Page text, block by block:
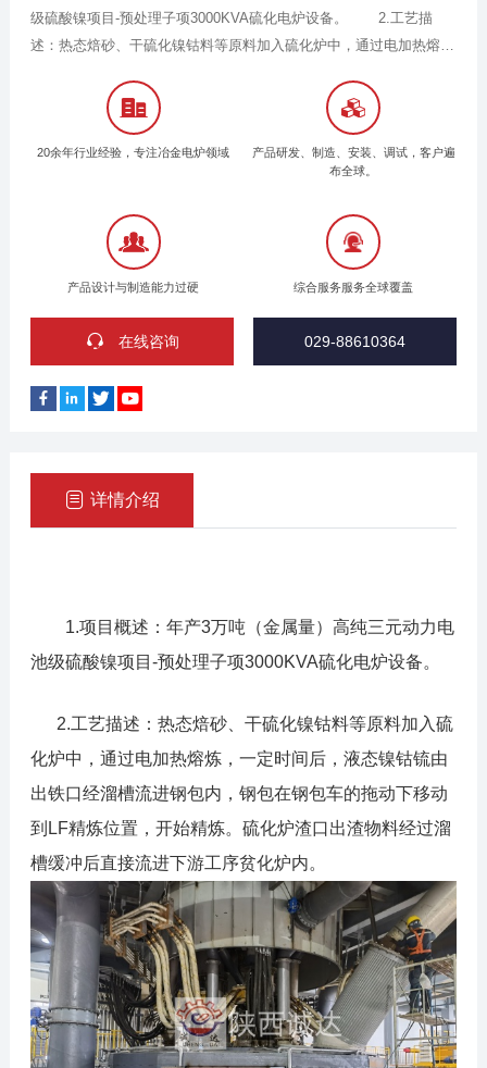
级硫酸镍项目-预处理子项3000KVA硫化电炉设备。 2.工艺描
述：热态焙砂、干硫化镍钴料等原料加入硫化炉中，通过电加热熔
20余年行业经验，专注冶金电炉领域
产品研发、制造、安装、调试，客户遍
布全球。
产品设计与制造能力过硬 综合服务服务全球覆盖
在线咨询 029-88610364
详情介绍
1.项目概述：年产3万吨（金属量）高纯三元动力电
池级硫酸镍项目-预处理子项3000KVA硫化电炉设备。
2.工艺描述：热态焙砂、干硫化镍钴料等原料加入硫
化炉中，通过电加热熔炼，一定时间后，液态镍钴锍由
出铁口经溜槽流进钢包内，钢包在钢包车的拖动下移动
到 LF精炼位置，开始精炼。硫化炉渣口出渣物料经过溜
槽缓冲后直接流进下游工序贫化炉内。